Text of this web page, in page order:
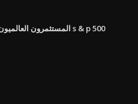
المستثمرون العالميون الرئيسيون في حساب منفصل لمؤشر s & p 500